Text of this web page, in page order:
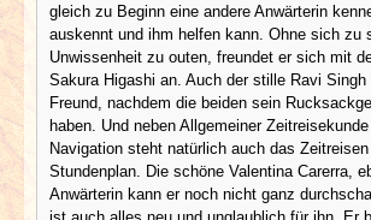
gleich zu Beginn eine andere Anwärterin
auskennt und ihm helfen kann. Ohne sich zu
Unwissenheit zu outen, freundet er sich mit
Sakura Higashi an. Auch der stille Ravi Singh
Freund, nachdem die beiden sein
haben. Und neben Allgemeiner
Navigation steht natürlich auch das
Stundenplan. Die schöne Valentina Carerra,
Anwärterin kann er noch nicht ganz